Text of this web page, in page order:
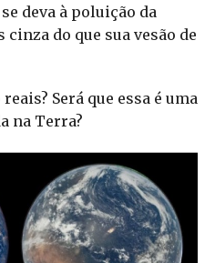
deva à poluição da
do que sua vesão de
Será que essa é uma
na Terra?